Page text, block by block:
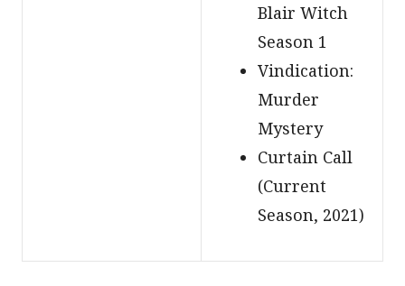
Blair Witch
Season 1
Vindication:
Murder
Mystery
Curtain Call
(Current
Season, 2021)